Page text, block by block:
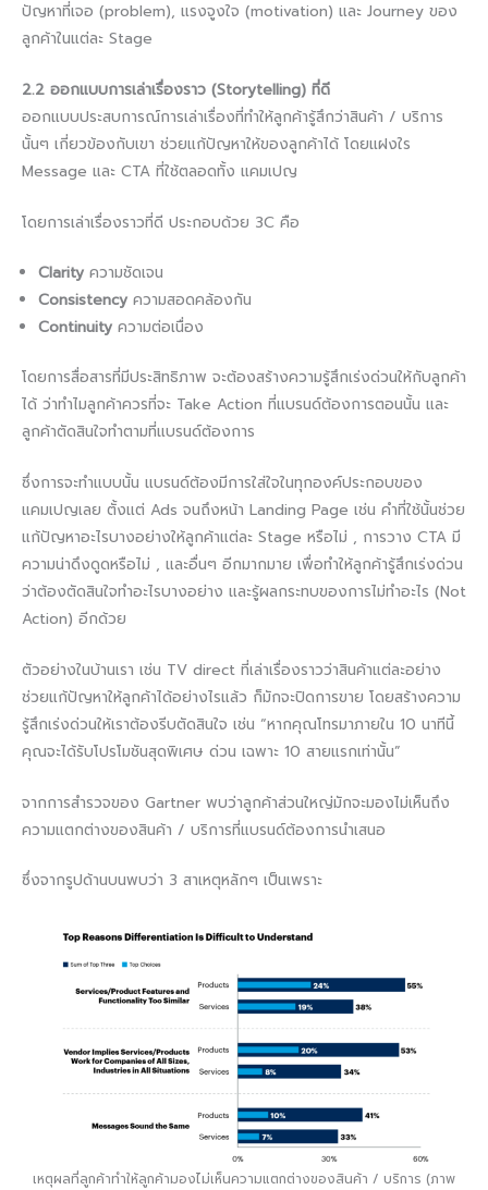
ปัญหาที่เจอ (problem), แรงจูงใจ (motivation) และ Journey ของ
ลูกค้าในแต่ละ Stage
2.2 ออกแบบการเล่าเรื่องราว (Storytelling) ที่ดี
ออกแบบประสบการณ์การเล่าเรื่องที่ทำให้ลูกค้ารู้สึกว่าสินค้า / บริการ
นั้นๆ เกี่ยวข้องกับเขา ช่วยแก้ปัญหาให้ของลูกค้าได้ โดยแฝงใร
Message และ CTA ที่ใช้ตลอดทั้ง แคมเปญ
โดยการเล่าเรื่องราวที่ดี ประกอบด้วย 3C คือ
Clarity ความชัดเจน
Consistency ความสอดคล้องกัน
Continuity ความต่อเนื่อง
โดยการสื่อสารที่มีประสิทธิภาพ จะต้องสร้างความรู้สึกเร่งด่วนให้กับลูกค้า
ได้ ว่าทำไมลูกค้าควรที่จะ Take Action ที่แบรนด์ต้องการตอนนั้น และ
ลูกค้าตัดสินใจทำตามที่แบรนด์ต้องการ
ซึ่งการจะทำแบบนั้น แบรนด์ต้องมีการใส่ใจในทุกองค์ประกอบของ
แคมเปญเลย ตั้งแต่ Ads จนถึงหน้า Landing Page เช่น คำที่ใช้นั้นช่วย
แก้ปัญหาอะไรบางอย่างให้ลูกค้าแต่ละ Stage หรือไม่ , การวาง CTA มี
ความน่าดึงดูดหรือไม่ , และอื่นๆ อีกมากมาย เพื่อทำให้ลูกค้ารู้สึกเร่งด่วน
ว่าต้องตัดสินใจทำอะไรบางอย่าง และรู้ผลกระทบของการไม่ทำอะไร (Not
Action) อีกด้วย
ตัวอย่างในบ้านเรา เช่น TV direct ที่เล่าเรื่องราวว่าสินค้าแต่ละอย่าง
ช่วยแก้ปัญหาให้ลูกค้าได้อย่างไรแล้ว ก็มักจะปิดการขาย โดยสร้างความ
รู้สึกเร่งด่วนให้เราต้องรีบตัดสินใจ เช่น “หากคุณโทรมาภายใน 10 นาทีนี้
คุณจะได้รับโปรโมชันสุดพิเศษ ด่วน เฉพาะ 10 สายแรกเท่านั้น”
จากการสำรวจของ Gartner พบว่าลูกค้าส่วนใหญ่มักจะมองไม่เห็นถึง
ความแตกต่างของสินค้า / บริการที่แบรนด์ต้องการนำเสนอ
ซึ่งจากรูปด้านบนพบว่า 3 สาเหตุหลักๆ เป็นเพราะ
เหตุผลที่ลูกค้าทำให้ลูกค้ามองไม่เห็นความแตกต่างของสินค้า / บริการ (ภาพ